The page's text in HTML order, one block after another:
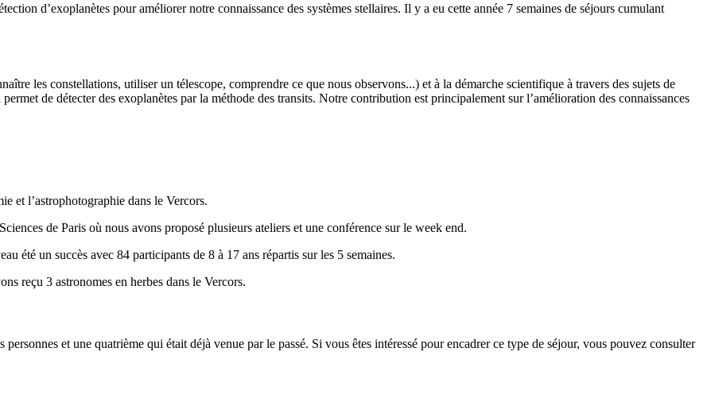
d’exoplanètes pour améliorer notre connaissance des systèmes stellaires. Il y a eu cette année 7 semaines de séjours cumulant
les constellations, utiliser un télescope, comprendre ce que nous observons...) et à la démarche scientifique à travers des sujets de
de détecter des exoplanètes par la méthode des transits. Notre contribution est principalement sur l’amélioration des connaissances
et l’astrophotographie dans le Vercors.
de Paris où nous avons proposé plusieurs ateliers et une conférence sur le week end.
été un succès avec 84 participants de 8 à 17 ans répartis sur les 5 semaines.
reçu 3 astronomes en herbes dans le Vercors.
et une quatrième qui était déjà venue par le passé. Si vous êtes intéressé pour encadrer ce type de séjour, vous pouvez consulter